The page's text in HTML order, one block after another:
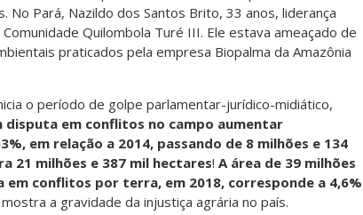
No Pará, Nazildo dos Santos Brito, 33 anos, liderança
Quilombola Turé III. Ele estava ameaçado de
praticados pela empresa Biopalma da Amazônia
o período de golpe parlamentar-jurídico-midiático,
disputa em conflitos no campo aumentar
em relação a 2014, passando de 8 milhões e 134
21 milhões e 387 mil hectares! A área de 39 milhões
em conflitos por terra, em 2018, corresponde a 4,6%
a gravidade da injustiça agrária no país.